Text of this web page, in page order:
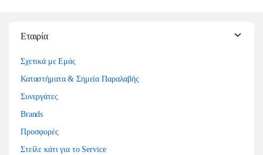
Εταιρία
Σχετικά με Εμάς
Καταστήματα & Σημεία Παραλαβής
Συνεργάτες
Brands
Προσφορές
Στείλε κάτι για το Service